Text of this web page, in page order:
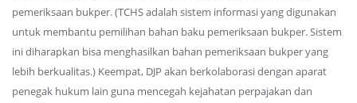
pemeriksaan bukper. (TCHS adalah sistem informasi yang digunakan
untuk membantu pemilihan bahan baku pemeriksaan bukper. Sistem
ini diharapkan bisa menghasilkan bahan pemeriksaan bukper yang
lebih berkualitas.) Keempat, DJP akan berkolaborasi dengan aparat
penegak hukum lain guna mencegah kejahatan perpajakan dan